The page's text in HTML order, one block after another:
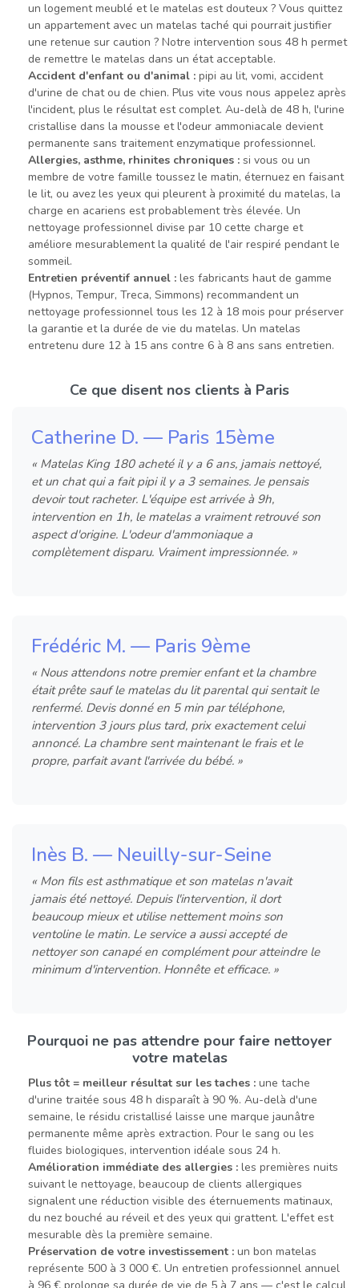
un logement meublé et le matelas est douteux ? Vous quittez
un appartement avec un matelas taché qui pourrait justifier
une retenue sur caution ? Notre intervention sous 48 h permet
de remettre le matelas dans un état acceptable.
Accident d'enfant ou d'animal : pipi au lit, vomi, accident
d'urine de chat ou de chien. Plus vite vous nous appelez après
l'incident, plus le résultat est complet. Au-delà de 48 h, l'urine
cristallise dans la mousse et l'odeur ammoniacale devient
permanente sans traitement enzymatique professionnel.
Allergies, asthme, rhinites chroniques : si vous ou un
membre de votre famille toussez le matin, éternuez en faisant
le lit, ou avez les yeux qui pleurent à proximité du matelas, la
charge en acariens est probablement très élevée. Un
nettoyage professionnel divise par 10 cette charge et
améliore mesurablement la qualité de l'air respiré pendant le
sommeil.
Entretien préventif annuel : les fabricants haut de gamme
(Hypnos, Tempur, Treca, Simmons) recommandent un
nettoyage professionnel tous les 12 à 18 mois pour préserver
la garantie et la durée de vie du matelas. Un matelas
entretenu dure 12 à 15 ans contre 6 à 8 ans sans entretien.
Ce que disent nos clients à Paris
Catherine D. — Paris 15ème
« Matelas King 180 acheté il y a 6 ans, jamais nettoyé,
et un chat qui a fait pipi il y a 3 semaines. Je pensais
devoir tout racheter. L'équipe est arrivée à 9h,
intervention en 1h, le matelas a vraiment retrouvé son
aspect d'origine. L'odeur d'ammoniaque a
complètement disparu. Vraiment impressionnée. »
Frédéric M. — Paris 9ème
« Nous attendons notre premier enfant et la chambre
était prête sauf le matelas du lit parental qui sentait le
renfermé. Devis donné en 5 min par téléphone,
intervention 3 jours plus tard, prix exactement celui
annoncé. La chambre sent maintenant le frais et le
propre, parfait avant l'arrivée du bébé. »
Inès B. — Neuilly-sur-Seine
« Mon fils est asthmatique et son matelas n'avait
jamais été nettoyé. Depuis l'intervention, il dort
beaucoup mieux et utilise nettement moins son
ventoline le matin. Le service a aussi accepté de
nettoyer son canapé en complément pour atteindre le
minimum d'intervention. Honnête et efficace. »
Pourquoi ne pas attendre pour faire nettoyer
votre matelas
Plus tôt = meilleur résultat sur les taches : une tache
d'urine traitée sous 48 h disparaît à 90 %. Au-delà d'une
semaine, le résidu cristallisé laisse une marque jaunâtre
permanente même après extraction. Pour le sang ou les
fluides biologiques, intervention idéale sous 24 h.
Amélioration immédiate des allergies : les premières nuits
suivant le nettoyage, beaucoup de clients allergiques
signalent une réduction visible des éternuements matinaux,
du nez bouché au réveil et des yeux qui grattent. L'effet est
mesurable dès la première semaine.
Préservation de votre investissement : un bon matelas
représente 500 à 3 000 €. Un entretien professionnel annuel